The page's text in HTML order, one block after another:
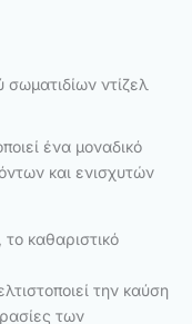
ντίζελ
ένα μοναδικό
και ενισχυτών
καθαριστικό
την καύση
των